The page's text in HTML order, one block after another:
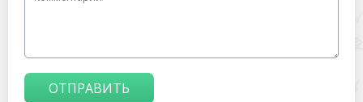
ОТПРАВИТЬ